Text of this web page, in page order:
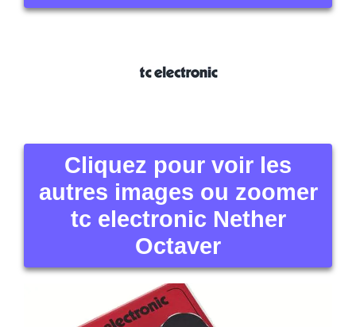
Cliquez pour voir les
autres images ou zoomer
tc electronic Nether
Octaver